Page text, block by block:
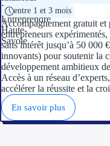
entre 1 et 3 mois
Accompagnement gratuit et
entrepreneurs
sans intérêt jusqu’à 50 000
innovants) pour soutenir la
développement ambitieux
Accès à un réseau
accélérer la réussite et la
En savoir plus